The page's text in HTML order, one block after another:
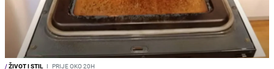
/ŽIVOT I STIL I PRIJE OKO 20H